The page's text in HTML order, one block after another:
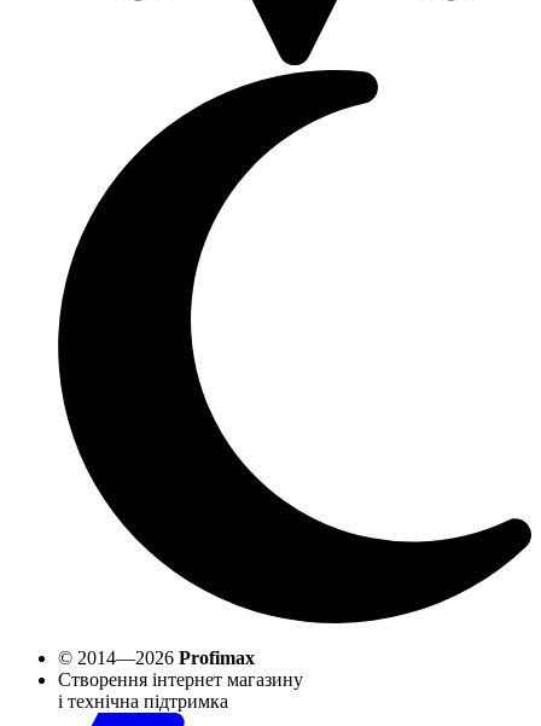
© 2014—2026 Profimax
Створення інтернет магазину
і технічна підтримка